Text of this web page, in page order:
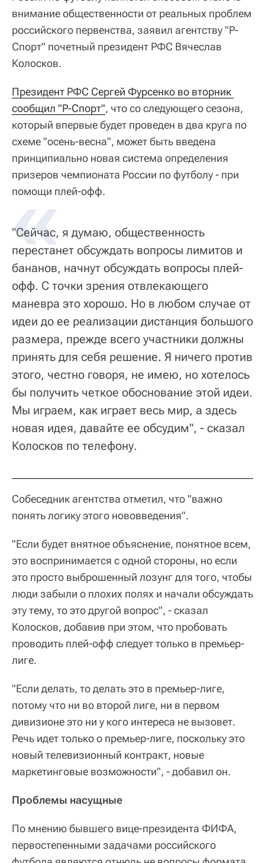
внимание общественности от реальных проблем
российского первенства, заявил агентству "Р-
Спорт" почетный президент РФС Вячеслав
Колосков.
Президент РФС Сергей Фурсенко во вторник
сообщил "Р-Спорт", что со следующего сезона,
который впервые будет проведен в два круга по
схеме "осень-весна", может быть введена
принципиально новая система определения
призеров чемпионата России по футболу - при
помощи плей-офф.
"Сейчас, я думаю, общественность
перестанет обсуждать вопросы лимитов и
бананов, начнут обсуждать вопросы плей-
офф. С точки зрения отвлекающего
маневра это хорошо. Но в любом случае от
идеи до ее реализации дистанция большого
размера, прежде всего участники должны
принять для себя решение. Я ничего против
этого, честно говоря, не имею, но хотелось
бы получить четкое обоснование этой идеи.
Мы играем, как играет весь мир, а здесь
новая идея, давайте ее обсудим", - сказал
Колосков по телефону.
Собеседник агентства отметил, что "важно
понять логику этого нововведения".
"Если будет внятное объяснение, понятное всем,
это воспринимается с одной стороны, но если
это просто выброшенный лозунг для того, чтобы
люди забыли о плохих полях и начали обсуждать
эту тему, то это другой вопрос", - сказал
Колосков, добавив при этом, что пробовать
проводить плей-офф следует только в премьер-
лиге.
"Если делать, то делать это в премьер-лиге,
потому что ни во второй лиге, ни в первом
дивизионе это ни у кого интереса не вызовет.
Речь идет только о премьер-лиге, поскольку это
новый телевизионный контракт, новые
маркетинговые возможности", - добавил он.
Проблемы насущные
По мнению бывшего вице-президента ФИФА,
первостепенными задачами российского